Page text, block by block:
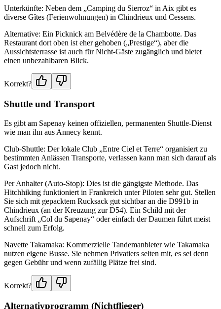
Unterkünfte: Neben dem „Camping du Sierroz“ in Aix gibt es
diverse Gîtes (Ferienwohnungen) in Chindrieux und Cessens.
Alternative: Ein Picknick am Belvédère de la Chambotte. Das
Restaurant dort oben ist eher gehoben („Prestige“), aber die
Aussichtsterrasse ist auch für Nicht-Gäste zugänglich und bietet
einen unbezahlbaren Blick.
Korrekt?
Shuttle und Transport
Es gibt am Sapenay keinen offiziellen, permanenten Shuttle-Dienst
wie man ihn aus Annecy kennt.
Club-Shuttle: Der lokale Club „Entre Ciel et Terre“ organisiert zu
bestimmten Anlässen Transporte, verlassen kann man sich darauf als
Gast jedoch nicht.
Per Anhalter (Auto-Stop): Dies ist die gängigste Methode. Das
Hitchhiking funktioniert in Frankreich unter Piloten sehr gut. Stellen
Sie sich mit gepacktem Rucksack gut sichtbar an die D991b in
Chindrieux (an der Kreuzung zur D54). Ein Schild mit der
Aufschrift „Col du Sapenay“ oder einfach der Daumen führt meist
schnell zum Erfolg.
Navette Takamaka: Kommerzielle Tandemanbieter wie Takamaka
nutzen eigene Busse. Sie nehmen Privatiers selten mit, es sei denn
gegen Gebühr und wenn zufällig Plätze frei sind.
Korrekt?
Alternativprogramm (Nichtflieger)